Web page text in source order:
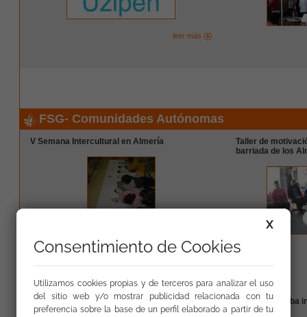
leer más
FSG- Comunidades Autónomas
V Semana Intercultural en Almería
leer más
Taller de
barriada de los
Cultura gitana y Día de Andalucía en Córdoba
La FSG Córdoba
Promociona"
X
Consentimiento de Cookies
Utilizamos cookies propias y de terceros para analizar el uso
del sitio web y/o mostrar publicidad relacionada con tu
preferencia sobre la base de un perfil elaborado a partir de tu